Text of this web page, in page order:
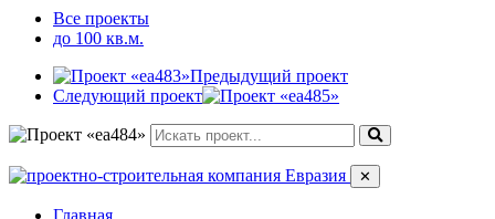
Все проекты
до 100 кв.м.
Предыдущий проект
Следующий проект
✕
Главная